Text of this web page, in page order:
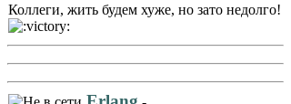
Коллеги, жить будем хуже, но зато недолго!